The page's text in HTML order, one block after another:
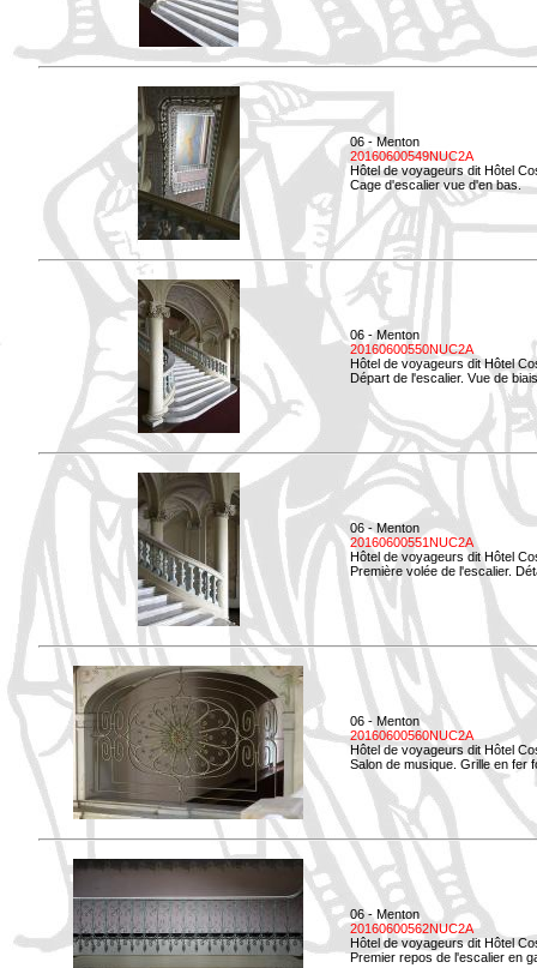
06 - Menton
20160600549NUC2A
Hôtel de voyageurs dit Hôtel
Cage d'escalier vue d'en bas.
06 - Menton
20160600550NUC2A
Hôtel de voyageurs dit Hôtel
Départ de l'escalier. Vue de
06 - Menton
20160600551NUC2A
Hôtel de voyageurs dit Hôtel
Première volée de l'escalier.
06 - Menton
20160600560NUC2A
Hôtel de voyageurs dit Hôtel
Salon de musique. Grille en fer
06 - Menton
20160600562NUC2A
Hôtel de voyageurs dit Hôtel
Premier repos de l'escalier en